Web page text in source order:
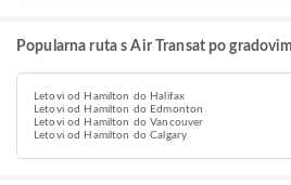
Popularna ruta s Air Transat po
Letovi od Hamilton do Halifax
Letovi od Hamilton do Edmonton
Letovi od Hamilton do Vancouver
Letovi od Hamilton do Calgary